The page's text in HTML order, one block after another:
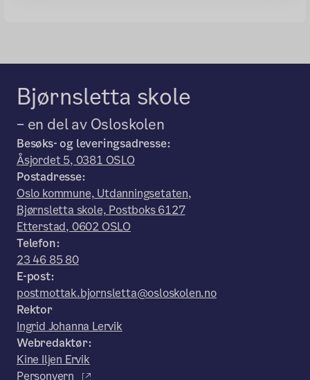
Bjørnsletta skole
– en del av Osloskolen
Besøks- og leveringsadresse:
Åsjordet 5, 0381 OSLO
Postadresse:
Oslo kommune, Utdanningsetaten,
Bjørnsletta skole, Postboks 6127
Etterstad, 0602 OSLO
Telefon:
23 46 85 80
E-post:
postmottak.bjornsletta@osloskolen.no
Rektor
Ingrid Johanna Lervik
Webredaktør:
Kine Iljen Ervik
Personvern